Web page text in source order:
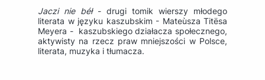
Jaczi nie béł- drugi tomik wierszy młodego
literata w języku kaszubskim - Mateùsza Titësa
Meyera - kaszubskiego działacza społecznego,
aktywisty na rzecz praw mniejszości w Polsce,
literata, muzyka i tłumacza.